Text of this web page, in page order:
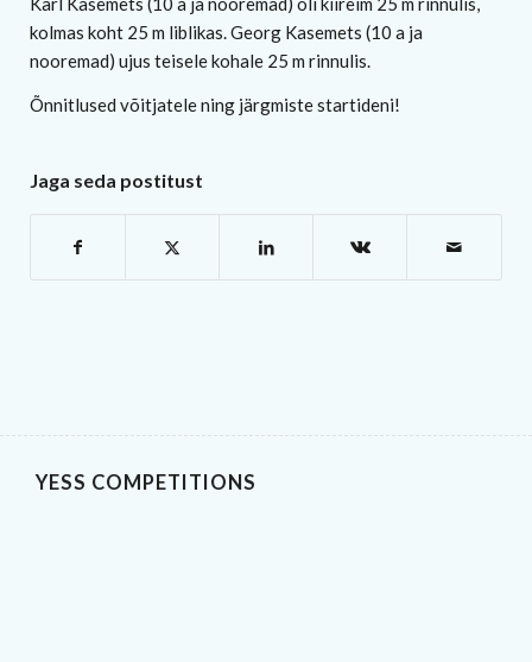
kolmas koht 25 m liblikas. Georg Kasemets (10 a ja
nooremad) ujus teisele kohale 25 m rinnulis.
Õnnitlused võitjatele ning järgmiste startideni!
Jaga seda postitust
YESS COMPETITIONS